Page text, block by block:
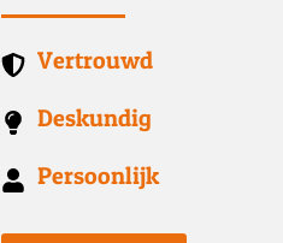
Vertrouwd
Deskundig
Persoonlijk